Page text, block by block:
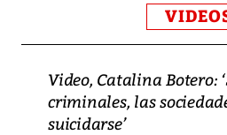
Video, Catalina Botero:
criminales, las
suicidarse’